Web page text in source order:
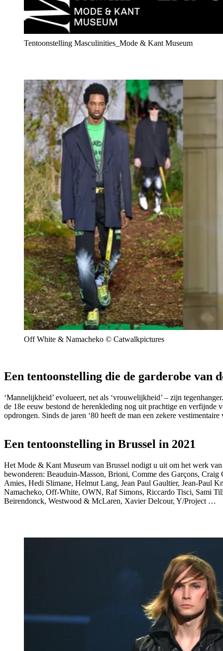
Tentoonstelling Masculinities_Mode & Kant Museum
Off White & Namacheko © Catwalkpictures
Een tentoonstelling die de garderobe van
‘Mannelijkheid’ evolueert, net als ‘vrouwelijkheid’ – zijn
de 18e eeuw bestond de herenkleding nog uit prachtige en verfijnde
opdrongen. Sinds de jaren ‘80 heeft de man een zekere
Een tentoonstelling in Brussel in 2021
Het Mode & Kant Museum van Brussel nodigt u uit om het werk
bewonderen: Beauduin-Masson, Brioni, Comme des Garçons,
Amies, Hedi Slimane, Helmut Lang, Jean Paul Gaultier, Jean-Paul
Namacheko, Off-White, OWN, Raf Simons, Riccardo Tisci, Sami
Beirendonck, Westwood & McLaren, Xavier Delcour, Y/Project …